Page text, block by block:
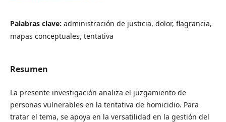
Palabras clave: administración de justicia, dolor, flagrancia,
mapas conceptuales, tentativa
Resumen
La presente investigación analiza el juzgamiento de
personas vulnerables en la tentativa de homicidio. Para
tratar el tema, se apoya en la versatilidad en la gestión del